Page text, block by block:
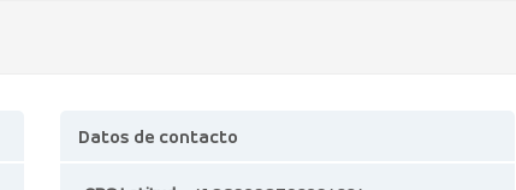
Datos de contacto